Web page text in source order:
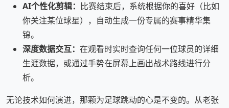
AI个性化剪辑： 比赛结束后，系统根据你的喜好（比如
你关注某位球星），自动生成一份专属的赛事精华集
锦。
深度数据交互： 在观看时实时查询任何一位球员的详细
生涯数据，或通过手势在屏幕上画出战术路线进行分
析。
无论技术如何演进，那颗为足球跳动的心是不变的。从老张